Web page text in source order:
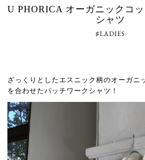
U PHORICA オーガニックコ
シャツ
♯LADIES
ざっくりとしたエスニック柄のオーガニ
を合わせたパッチワークシャツ！